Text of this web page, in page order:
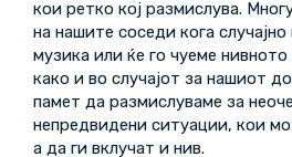
кои ретко кој размислува.
на нашите соседи кога
музика или ќе го чуеме
како и во случајот за нашиот
памет да размислуваме за
непредвидени ситуации, кои
а да ги вклучат и нив.